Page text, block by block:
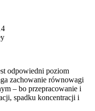
odpowiedni poziom
zachowanie równowagi
– bo przepracowanie i
spadku koncentracji i